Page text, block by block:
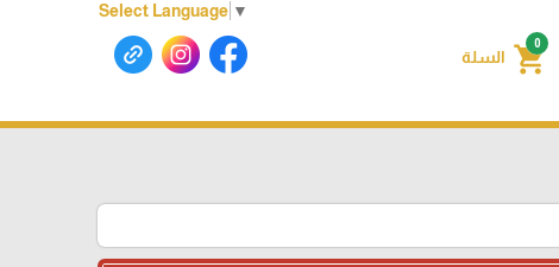
Select Language ▼
0
shopping_cart السلة